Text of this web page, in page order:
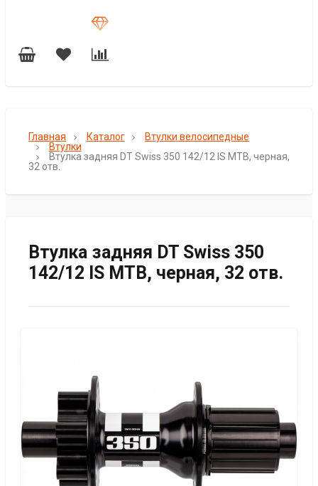
Главная Каталог
Втулки велосипедные
Втулки
Втулка задняя DT Swiss 350 142/12 IS MTB, черная,
32 отв.
Втулка задняя DT Swiss 350
142/12 IS MTB, черная, 32 отв.